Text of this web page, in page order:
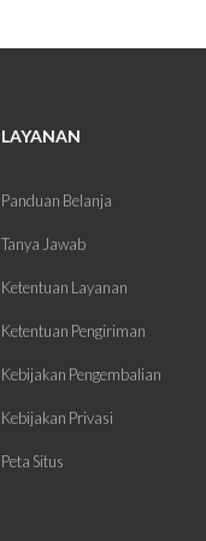
LAYANAN
Panduan Belanja
Tanya Jawab
Ketentuan Layanan
Ketentuan Pengiriman
Kebijakan Pengembalian
Kebijakan Privasi
Peta Situs